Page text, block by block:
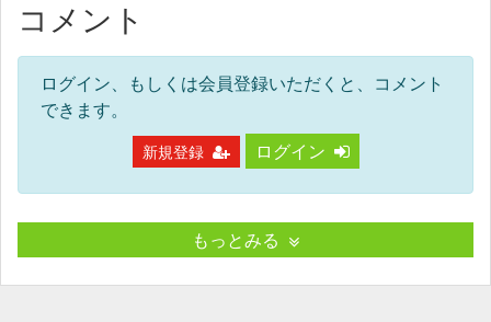
コメント
ログイン、もしくは会員登録いただくと、コメント
できます。
新規登録 ログイン
もっとみる